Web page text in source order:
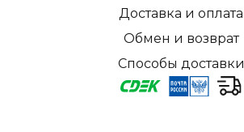
Доставка и оплата
Обмен и возврат
Способы доставки